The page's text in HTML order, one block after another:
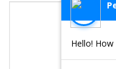
Hello!